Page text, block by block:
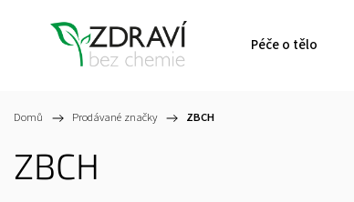
Péče o tělo
Domů / Prodávané značky / ZBCH
ZBCH